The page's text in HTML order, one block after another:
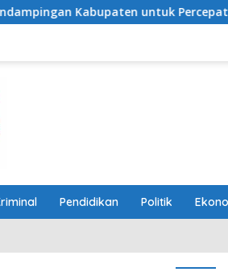
untuk Percepat Eliminasi TBC
Pendidikan Politik